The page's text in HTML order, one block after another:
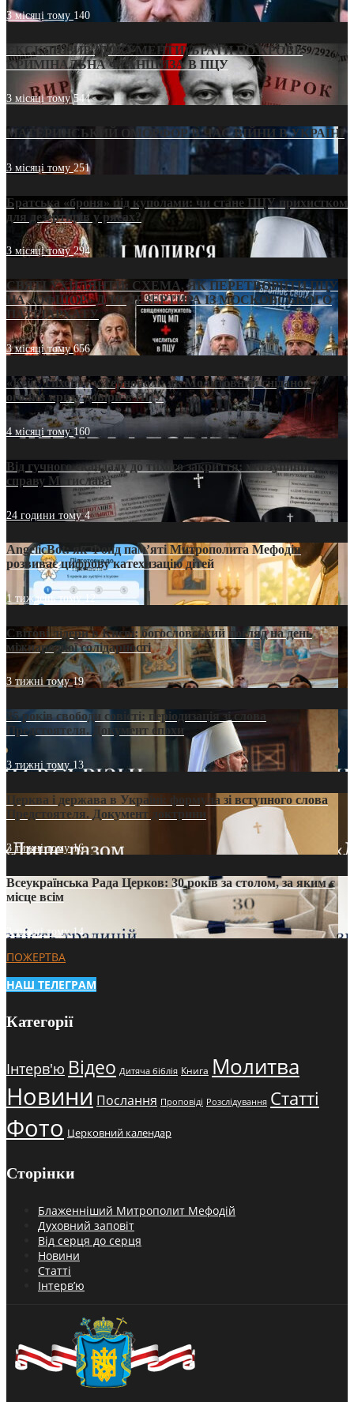
3 місяці тому 140
ЕКСКЛЮЗИВ (ДОКУМЕНТИ)/БРАТИ ПО КРОВІ:
КРИМІНАЛЬНА ФРАНШИЗА В ПЦУ
3 місяці тому544
МАТЕРИНСЬКИЙ ОМОРФОР В ЧАС ВІЙНИ В УКРАЇНІ
3 місяці тому251
Братська «броня» під куполами: чи стане ПЦУ прихистком
для дезертирів у рясах?
3 місяці тому294
СВЯТІ УХИЛЯНТИ: СХЕМА, ЯК ПЕРЕТВОРИТИ ПЦУ
НА «ОФШОР» ДЛЯ ДЕЗЕРТИРА ІЗ МОСКОВСЬКОГО
ПАТРІАРХАТУ
3 місяці тому656
«Кейс Тихона» у Тернополі: як Молитовний сніданок
оголив кризу довіри в ПЦУ
4 місяці тому160
Від гучного скандалу до тихого закриття: хто зупинив
справу Мстислава
24 години тому4
AngelicBot: як Фонд пам’яті Митрополита Мефодія
розвиває цифрову катехизацію дітей
1 тиждень тому12
Світові лідери в Києві: богословський погляд на день
міжнародної солідарності
3 тижні тому19
35 років свободи совісті: періодизація зі слова
Предстоятеля. Документ епохи
3 тижні тому 13
Церква і держава в Україні: формула зі вступного слова
Предстоятеля. Документ доктрини
3 тижні тому16
Всеукраїнська Рада Церков: 30 років за столом, за яким є
місце всім
3 тижні тому14
ПОЖЕРТВА
НАШ ТЕЛЕГРАМ
Категорії
Інтерв'ю Відео Дитяча біблія Книга Молитва
Новини Послання Проповіді Розслідування Статті
Фото Церковний календар
Сторінки
Блаженніший Митрополит Мефодій
Духовний заповіт
Від серця до серця
Новини
Статті
Інтерв’ю